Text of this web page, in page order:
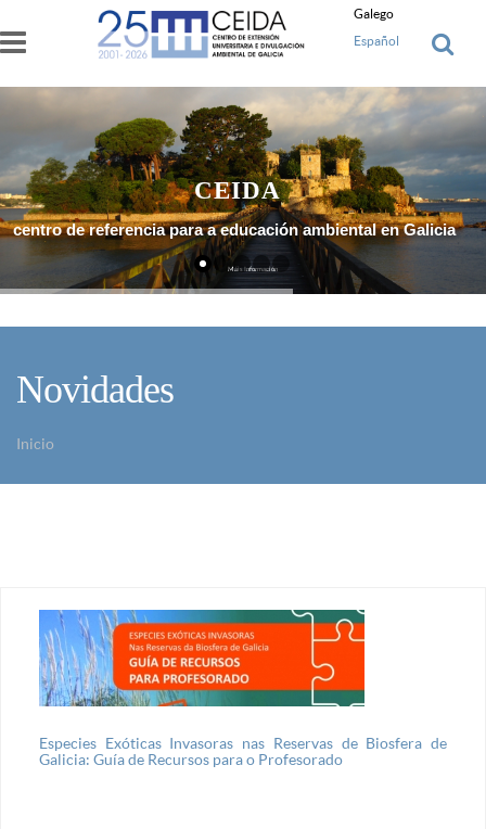
Ir o contido principal
Galego
Español
centro de referencia para a educación ambiental en Galicia
Máis Información
CEIDA
Novidades
Inicio
Especies Exóticas Invasoras nas Reservas de Biosfera de
Galicia: Guía de Recursos para o Profesorado